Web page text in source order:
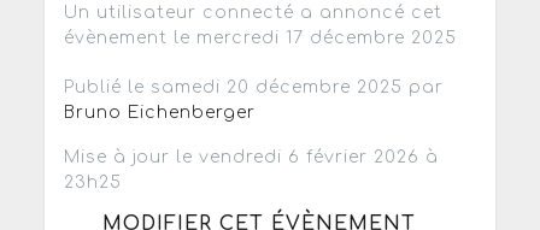
Un utilisateur connecté a annoncé cet
évènement le mercredi 17 décembre 2025
Publié le samedi 20 décembre 2025 par
Bruno Eichenberger
Mise à jour le vendredi 6 février 2026 à
23h25
MODIFIER CET ÉVÈNEMENT